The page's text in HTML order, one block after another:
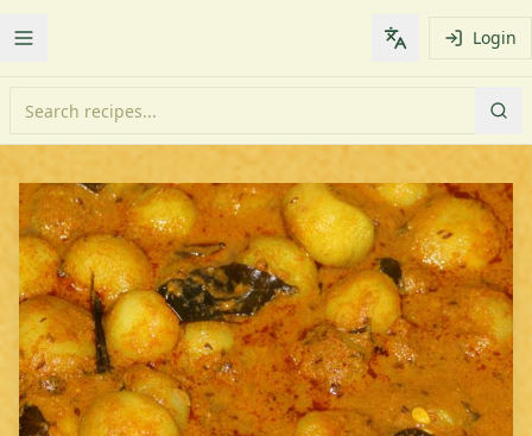
Toggle Menu Change Login